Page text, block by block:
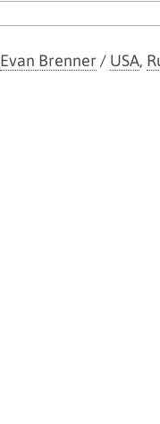
Evan Brenner / USA,